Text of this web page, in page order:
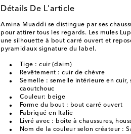
Détails De L'article
Amina Muaddi se distingue par ses
pour attirer tous les regards. Les mules
une silhouette à bout carré ouvert et
pyramidaux signature du label.
Tige : cuir (daim)
Revêtement : cuir de chèvre
Semelle : semelle intérieure en cuir,
caoutchouc
Couleur: beige
Forme du bout : bout carré ouvert
Fabriqué en Italie
Livré avec : boîte à chaussures,
Nom de la couleur selon créateur :